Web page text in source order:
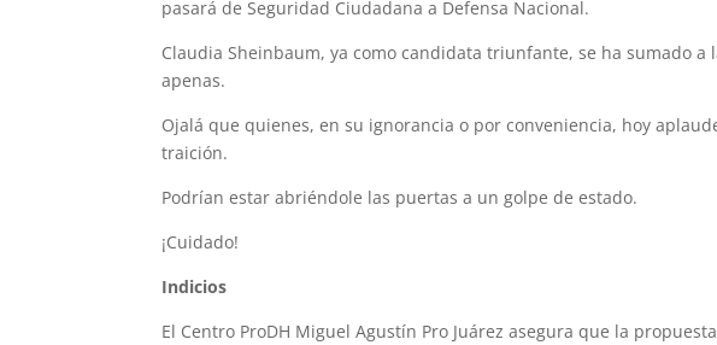
pasará de Seguridad Ciudadana a Defensa Nacional.
Claudia Sheinbaum, ya como candidata triunfante, se ha sumado a
apenas.
Ojalá que quienes, en su ignorancia o por conveniencia, hoy
traición.
Podrían estar abriéndole las puertas a un golpe de estado.
¡Cuidado!
Indicios
El Centro ProDH Miguel Agustín Pro Juárez asegura que la